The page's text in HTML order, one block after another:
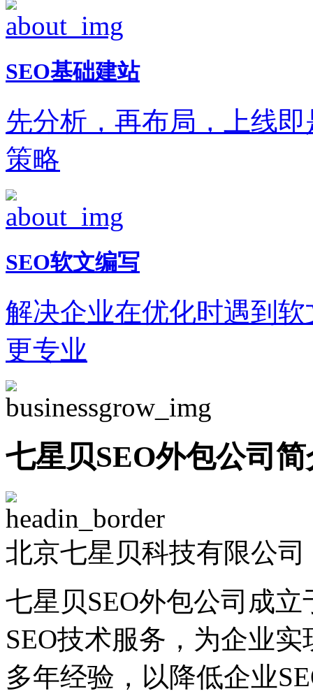
SEO基础建站
先分析，再布局，上线
策略
SEO软文编写
解决企业在优化时遇到
更专业
七星贝SEO外包公司简
北京七星贝科技有限公
七星贝SEO外包公司成
SEO技术服务，为企业
多年经验，以降低企业